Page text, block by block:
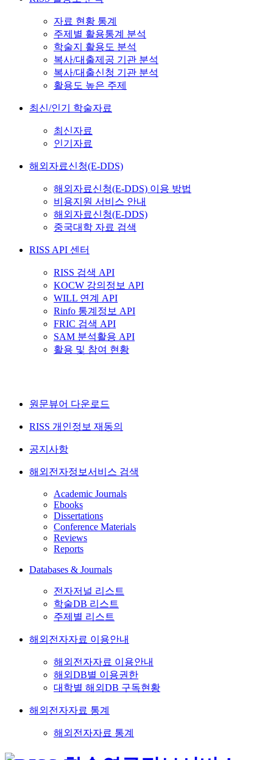
자료 현황 통계
주제별 활용통계 분석
학술지 활용도 분석
복사/대출제공 기관 분석
복사/대출신청 기관 분석
활용도 높은 주제
최신/인기 학술자료
최신자료
인기자료
해외자료신청(E-DDS)
해외자료신청(E-DDS) 이용 방법
비용지원 서비스 안내
해외자료신청(E-DDS)
중국대학 자료 검색
RISS API 센터
RISS 검색 API
KOCW 강의정보 API
WILL 연계 API
Rinfo 통계정보 API
FRIC 검색 API
SAM 분석활용 API
활용 및 참여 현황
원문뷰어 다운로드
RISS 개인정보 재동의
공지사항
해외전자정보서비스 검색
Academic Journals
Ebooks
Dissertations
Conference Materials
Reviews
Reports
Databases & Journals
전자저널 리스트
학술DB 리스트
주제별 리스트
해외전자자료 이용안내
해외전자자료 이용안내
해외DB별 이용권한
대학별 해외DB 구독현황
해외전자자료 통계
해외전자자료 통계